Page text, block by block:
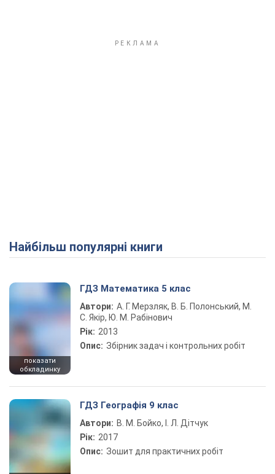
Найбільш популярні книги
показати
обкладинку
ГДЗ Математика 5 клас
Автори: А. Г. Мерзляк, В. Б. Полонський, М.
С. Якір, Ю. М. Рабінович
Рік: 2013
Опис: Збірник задач і контрольних робіт
ГДЗ Географія 9 клас
Автори: В. М. Бойко, І. Л. Дітчук
Рік: 2017
Опис: Зошит для практичних робіт